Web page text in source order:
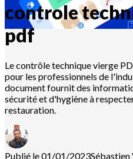
controle
pdf
Le contrôle technique vierge
pour les professionnels de
document fournit des
sécurité et d'hygiène à
restauration.
Publié le 01/01/2023Sébastien